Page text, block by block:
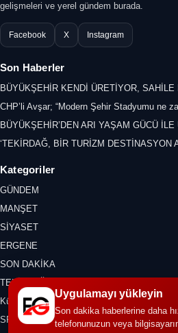
gelişmeleri ve yerel gündem burada.
Facebook X Instagram
Son Haberler
BÜYÜKŞEHİR KENDİ ÜRETİYOR, SAHİLE
CHP’li Avşar; “Modern Şehir Stadyumu ne
BÜYÜKŞEHİR’DEN ARI YAŞAM GÜCÜ
‘TEKİRDAĞ, BİR TURİZM DESTİNASYON
Kategoriler
GÜNDEM
MANŞET
SİYASET
ERGENE
SON DAKİKA
TEKİRDAĞ
Kültür Sanat
SPOR
Uygulamayı yükleyin
Son dakika haberlerine daha
telefonunuzun veya